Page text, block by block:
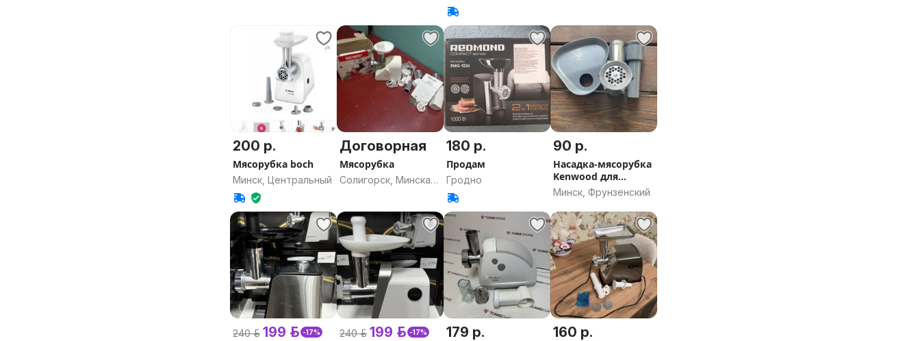
200 р.
Мясорубка boch
Минск, Центральный
Договорная
Мясорубка
Солигорск, Минская
180 р.
Продам
Гродно
90 р.
Насадка-мясорубка
Kenwood для
Prospero
Минск, Фрунзенский
240 р. 199 р. -17% 240 р. 199 р. -17% 179 р. 160 р.